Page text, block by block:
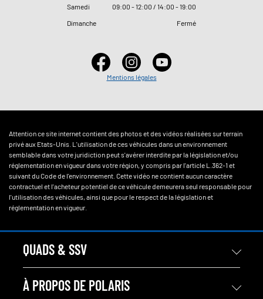
Samedi
09:00 - 12:00 / 14:00 - 19:00
Dimanche
Fermé
Mentions légales
Attention ce site internet contient des photos et des vidéos réalisées sur terrain
privé aux Etats-Unis. L'utilisation de ces véhicules dans un environnement
semblable dans votre juridiction peut s'avérer interdite par la législation et/ou
réglementation en vigueur dans votre région, y compris par l'article L.362-1 et
suivant du Code de l'environnement. Cette vidéo ne contient aucun caractère
contractuel et l'acheteur potentiel de ce véhicule demeurera seul responsable pour
l'utilisation des véhicules, ainsi que pour le respect de la législation et
réglementation en vigueur.
QUADS & SSV
À PROPOS DE POLARIS